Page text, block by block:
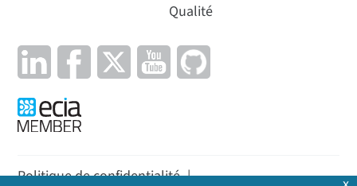
Qualité
Politique de confidentialité |